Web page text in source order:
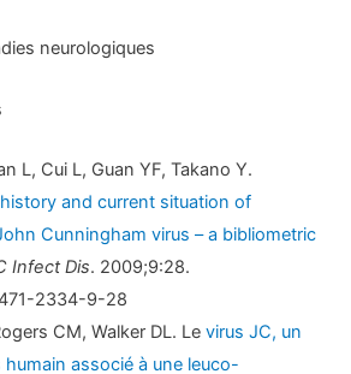
neurologiques
L, Cui L, Guan YF, Takano Y.
and current situation of
Cunningham virus – a bibliometric
Infect Dis. 2009;9:28.
2334-9-28
CM, Walker DL. Levirus JC, un
associé à une leuco-